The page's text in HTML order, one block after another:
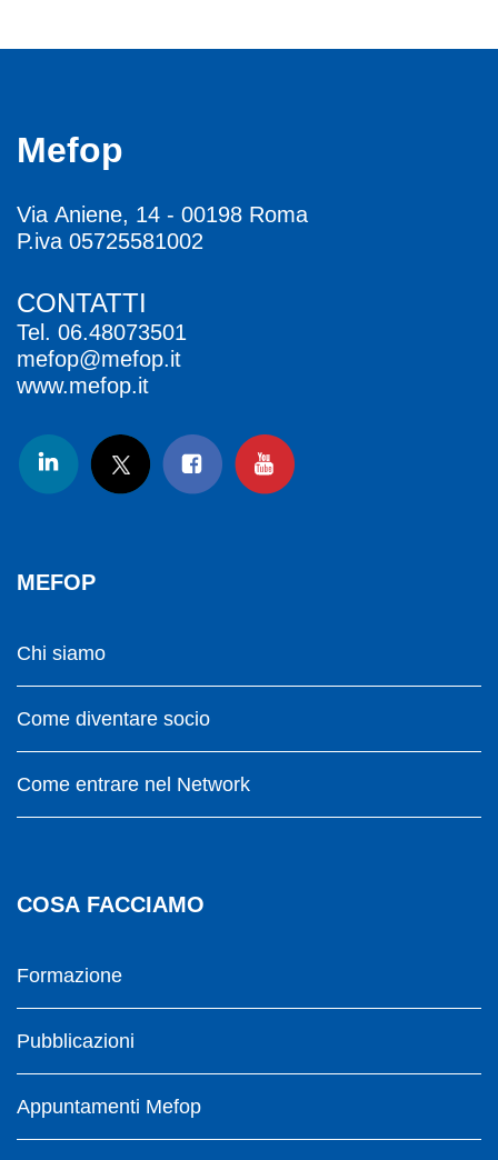
Mefop
Via Aniene, 14 - 00198 Roma
P.iva 05725581002
CONTATTI
Tel. 06.48073501
mefop@mefop.it
www.mefop.it
MEFOP
Chi siamo
Come diventare socio
Come entrare nel Network
COSA FACCIAMO
Formazione
Pubblicazioni
Appuntamenti Mefop